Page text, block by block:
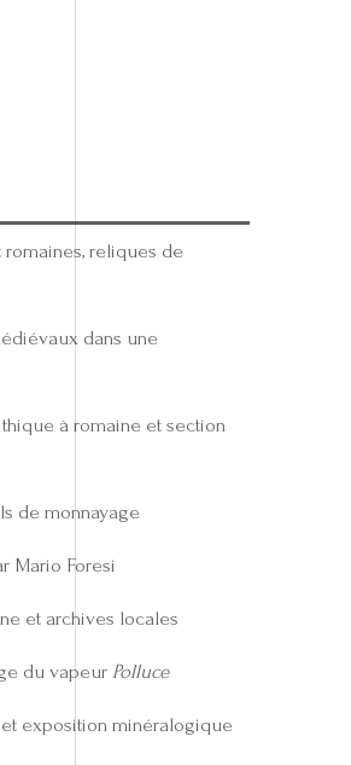
reliques de
dans une
à romaine et section
de monnayage
Mario Foresi
et archives locales
du vapeur Polluce
exposition minéralogique